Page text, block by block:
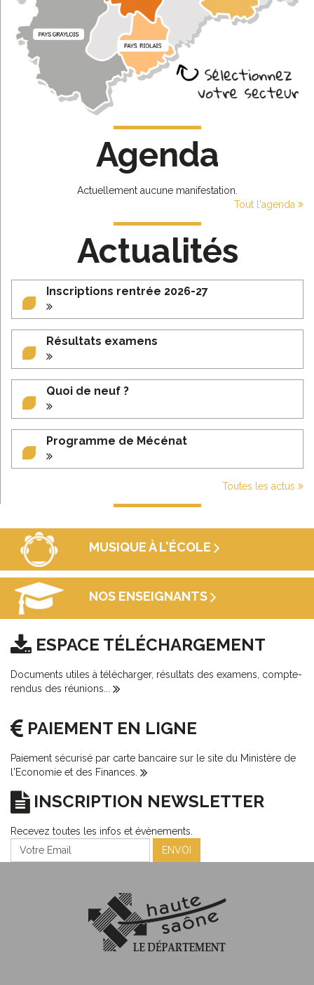
Agenda
Actuellement aucune manifestation.
Tout l'agenda
Actualités
Inscriptions rentrée 2026-27
Résultats examens
Quoi de neuf ?
Programme de Mécénat
Toutes les actus
MUSIQUE À L'ÉCOLE
NOS ENSEIGNANTS
ESPACE TÉLÉCHARGEMENT
Documents utiles à télécharger, résultats des examens, compte-
rendus des réunions...
PAIEMENT EN LIGNE
Paiement sécurisé par carte bancaire sur le site du Ministère de
l'Economie et des Finances.
INSCRIPTION NEWSLETTER
Recevez toutes les infos et évènements.
ENVOI